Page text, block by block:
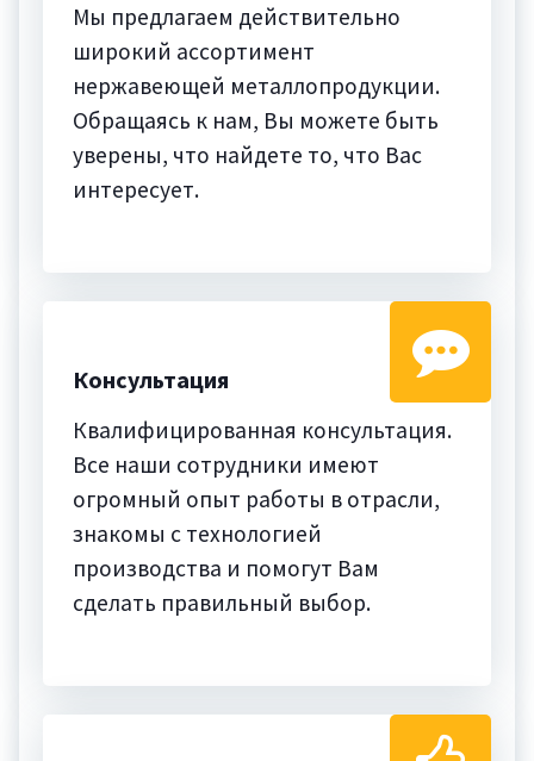
Мы предлагаем действительно
широкий ассортимент
нержавеющей металлопродукции.
Обращаясь к нам, Вы можете быть
уверены, что найдете то, что Вас
интересует.
Консультация
Квалифицированная консультация.
Все наши сотрудники имеют
огромный опыт работы в отрасли,
знакомы с технологией
производства и помогут Вам
сделать правильный выбор.